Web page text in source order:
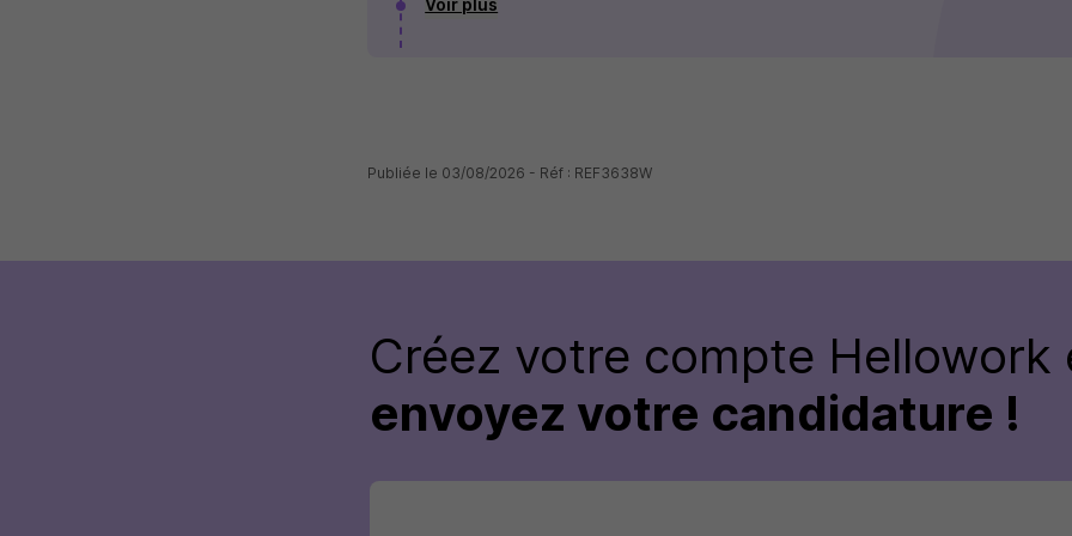
Voir plus
Publiée le 03/08/2026 - Réf : REF3638W
Créez votre compte Hellowork
envoyez votre candidature !